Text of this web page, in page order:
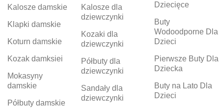
Kalosze damskie
Klapki damskie
Koturn damskie
Kozak damksiei
Mokasyny
damskie
Półbuty damskie
Kalosze dla
dziewczynki
Kozaki dla
dziewczynki
Półbuty dla
dziewczynki
Sandały dla
dziewczynki
Dziecięce
Buty
Wodoodporne Dla
Dzieci
Pierwsze Buty Dla
Dziecka
Buty na Lato Dla
Dzieci